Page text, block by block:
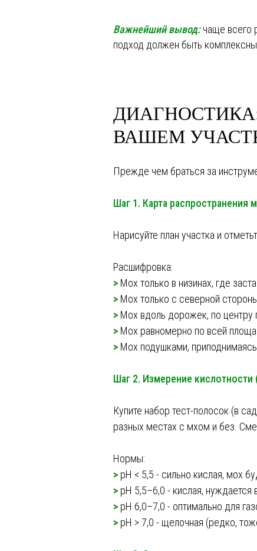
Важнейший вывод:чаще всего
подход должен быть
ВАШЕМ
Прежде чем браться за
Шаг 1. Карта распространения
Нарисуйте план участка и
Расшифровка:
> Мох только в низинах, где
> Мох только с северной
> Мох вдоль дорожек, по центру
> Мох равномерно по всей
> Мох подушками,
Шаг 2. Измерение кислотности
Купите набор тест-полосок (в
разных местах с мхом и без.
Нормы:
> pH < 5,5 - сильно кислая, мох
> pH 5,5–6,0 - кислая, нуждается
> pH 6,0–7,0 - оптимально для
> pH > 7,0 - щелочная (редко,